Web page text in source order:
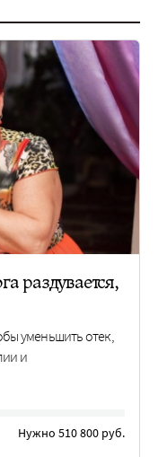
раздувается,
уменьшить отек,
и
Нужно 510 800 руб.